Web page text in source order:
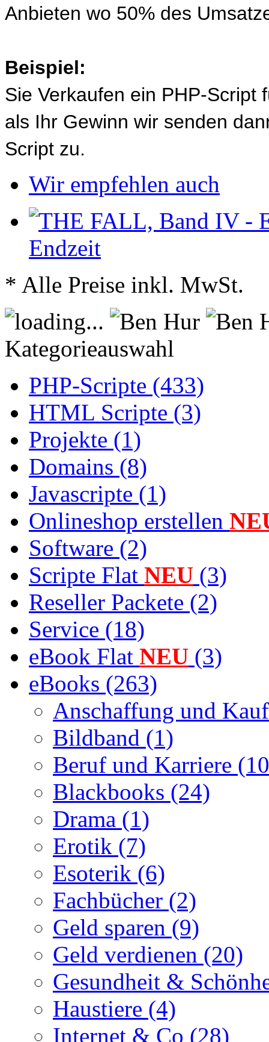
Anbieten wo 50% des
Beispiel:
Sie Verkaufen ein PHP-Script
als Ihr Gewinn wir senden
Script zu.
Wir empfehlen auch
Endzeit
* Alle Preise inkl. MwSt.
Kategorieauswahl
PHP-Scripte (433)
HTML Scripte (3)
Projekte (1)
Domains (8)
Javascripte (1)
Onlineshop erstellen
Software (2)
Scripte Flat NEU (3)
Reseller Packete (2)
Service (18)
eBook Flat NEU (3)
eBooks (263)
Anschaffung und
Bildband (1)
Beruf und Karriere
Blackbooks (24)
Drama (1)
Erotik (7)
Esoterik (6)
Fachbücher (2)
Geld sparen (9)
Geld verdienen (20)
Gesundheit &
Haustiere (4)
Internet & Co (28)